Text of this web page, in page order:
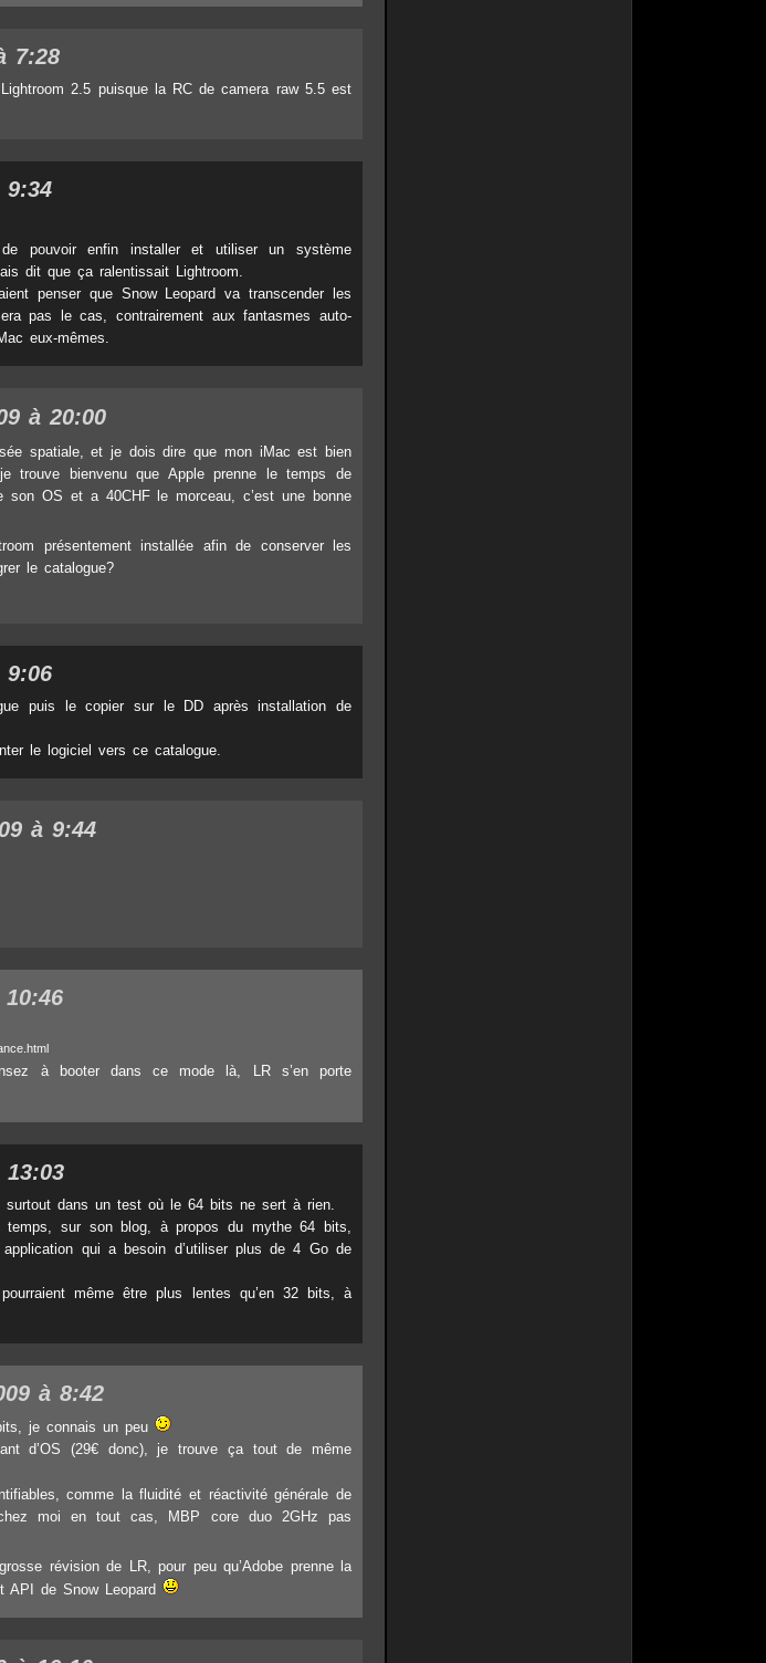
7:28
2.5 puisque la RC de camera raw 5.5 est
pouvoir enfin installer et utiliser un système
dit que ça ralentissait Lightroom.
penser que Snow Leopard va transcender les
pas le cas, contrairement aux fantasmes auto-
eux-mêmes.
à 20:00
spatiale, et je dois dire que mon iMac est bien
trouve bienvenu que Apple prenne le temps de
son OS et a 40CHF le morceau, c’est une bonne
présentement installée afin de conserver les
le catalogue?
puis le copier sur le DD après installation de
le logiciel vers ce catalogue.
à 9:44
à booter dans ce mode là, LR s’en porte
dans un test où le 64 bits ne sert à rien.
sur son blog, à propos du mythe 64 bits,
qui a besoin d’utiliser plus de 4 Go de
même être plus lentes qu’en 32 bits, à
à 8:42
je connais un peu
d’OS (29€ donc), je trouve ça tout de même
comme la fluidité et réactivité générale de
moi en tout cas, MBP core duo 2GHz pas
révision de LR, pour peu qu’Adobe prenne la
API de Snow Leopard